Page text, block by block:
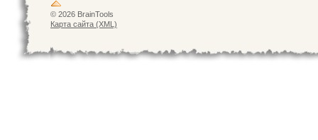
© 2026 BrainTools
Карта сайта (XML)